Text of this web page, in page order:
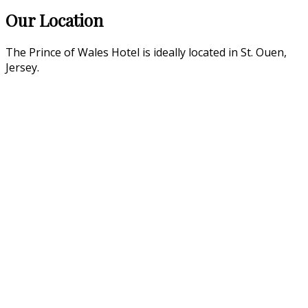
Our Location
The Prince of Wales Hotel is ideally located in St. Ouen,
Jersey.